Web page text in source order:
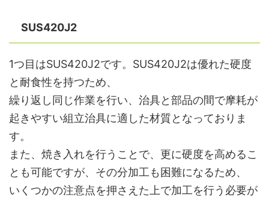
SUS420J2
1つ目はSUS420J2です。SUS420J2は優れた硬度
と耐食性を持つため、
繰り返し同じ作業を行い、治具と部品の間で摩耗が
起きやすい組立治具に適した材質となっておりま
す。
また、焼き入れを行うことで、更に硬度を高めるこ
とも可能ですが、その分加工も困難になるため、
いくつかの注意点を押さえた上で加工を行う必要が